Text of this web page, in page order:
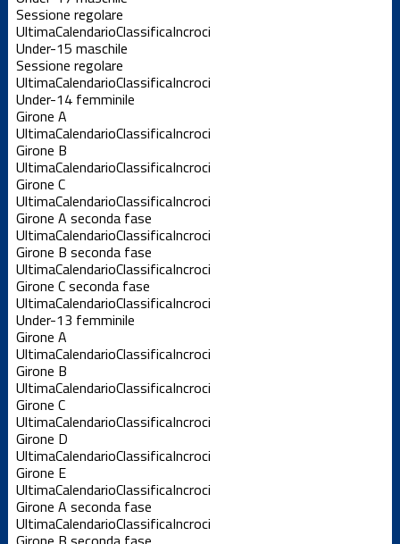
Sessione regolare
UltimaCalendarioClassificaIncroci
Under-15 maschile
Sessione regolare
UltimaCalendarioClassificaIncroci
Under-14 femminile
Girone A
UltimaCalendarioClassificaIncroci
Girone B
UltimaCalendarioClassificaIncroci
Girone C
UltimaCalendarioClassificaIncroci
Girone A seconda fase
UltimaCalendarioClassificaIncroci
Girone B seconda fase
UltimaCalendarioClassificaIncroci
Girone C seconda fase
UltimaCalendarioClassificaIncroci
Under-13 femminile
Girone A
UltimaCalendarioClassificaIncroci
Girone B
UltimaCalendarioClassificaIncroci
Girone C
UltimaCalendarioClassificaIncroci
Girone D
UltimaCalendarioClassificaIncroci
Girone E
UltimaCalendarioClassificaIncroci
Girone A seconda fase
UltimaCalendarioClassificaIncroci